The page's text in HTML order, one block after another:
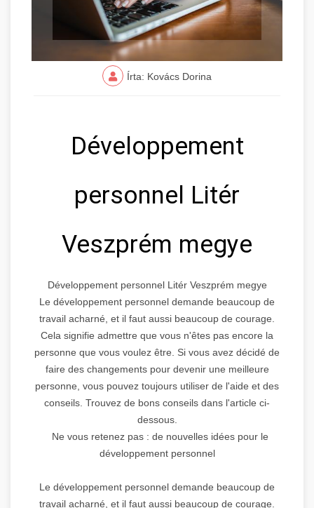
Írta: Kovács Dorina
Développement
personnel Litér
Veszprém megye
Développement personnel Litér Veszprém megye
Le développement personnel demande beaucoup de
travail acharné, et il faut aussi beaucoup de courage.
Cela signifie admettre que vous n'êtes pas encore la
personne que vous voulez être. Si vous avez décidé de
faire des changements pour devenir une meilleure
personne, vous pouvez toujours utiliser de l'aide et des
conseils. Trouvez de bons conseils dans l'article ci-
dessous.
Ne vous retenez pas : de nouvelles idées pour le
développement personnel
Le développement personnel demande beaucoup de
travail acharné, et il faut aussi beaucoup de courage.